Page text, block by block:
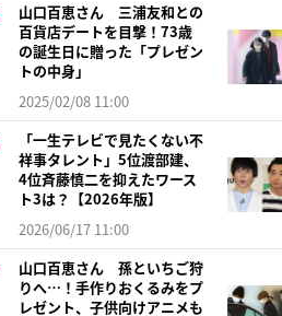
山口百恵さん 三浦友和との
百貨店デートを目撃！73歳
の誕生日に贈った「プレゼン
トの中身」
2025/02/08 11:00
「一生テレビで見たくない不
祥事タレント」5位渡部建、
4位斉藤慎二を抑えたワース
ト3は？【2026年版】
2026/06/17 11:00
山口百恵さん 孫といちご狩
りへ…！手作りおくるみをプ
レゼント、子供向けアニメも